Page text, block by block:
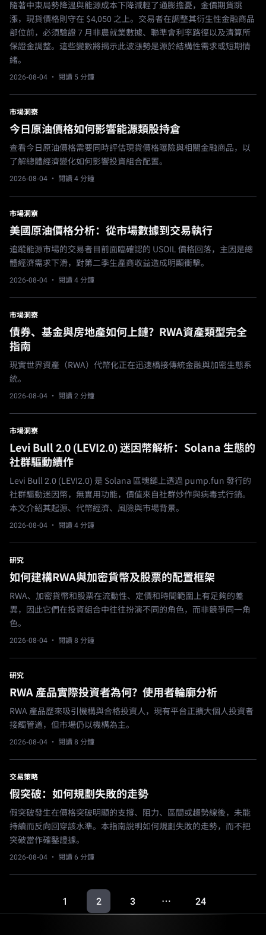
隨著中東局勢降溫與能源成本下降減輕了通膨擔憂，金價期貨跳
漲，現貨價格則守在 $4,050 之上。交易者在調整其衍生性金融商品
部位前，必須驗證 7 月非農就業數據、聯準會利率路徑以及清算所
保證金調整。這些變數將揭示此波漲勢是源於結構性需求或短期情
緒。
2026-08-04 · 閱讀 5 分鐘
市場洞察
今日原油價格如何影響能源類股持倉
查看今日原油價格需要同時評估現貨價格曝險與相關金融商品，以
了解總體經濟變化如何影響投資組合配置。
2026-08-04 · 閱讀 4 分鐘
市場洞察
美國原油價格分析：從市場數據到交易執行
追蹤能源市場的交易者目前面臨確認的 USOIL 價格回落，主因是總
體經濟需求下滑，對第二季生產商收益造成明顯衝擊。
2026-08-04 · 閱讀 4 分鐘
市場洞察
債券、基金與房地產如何上鏈？RWA資產類型完全
指南
現實世界資產（RWA）代幣化正在迅速橋接傳統金融與加密生態系
統。
2026-08-04 · 閱讀 2 分鐘
市場洞察
Levi Bull 2.0 (LEVI2.0) 迷因幣解析：Solana 生態的
社群驅動續作
Levi Bull 2.0 (LEVI2.0) 是 Solana 區塊鏈上透過 pump.fun 發行的
社群驅動迷因幣，無實用功能，價值來自社群炒作與病毒式行銷。
本文介紹其起源、代幣經濟、風險與市場背景。
2026-08-04 · 閱讀 4 分鐘
研究
如何建構RWA與加密貨幣及股票的配置框架
RWA、加密貨幣和股票在流動性、定價和時間範圍上有足夠的差
異，因此它們在投資組合中往往扮演不同的角色，而非競爭同一角
色。
2026-08-04 · 閱讀 8 分鐘
研究
RWA 產品實際投資者為何？使用者輪廓分析
RWA 產品歷來吸引機構與合格投資人，現有平台正擴大個人投資者
接觸管道，但市場仍以機構為主。
2026-08-04 · 閱讀 8 分鐘
交易策略
假突破：如何規劃失敗的走勢
假突破發生在價格突破明顯的支撐、阻力、區間或趨勢線後，未能
持續而反向回穿該水準。本指南說明如何規劃失敗的走勢，而不把
突破當作確鑿證據。
2026-08-04 · 閱讀 6 分鐘
1 2 3 … 24